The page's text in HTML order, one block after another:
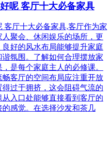
呢 客厅十大必备家具
客厅十大必备家具,客厅作为家
聚会、休闲娱乐的场所，更
好的风水布局能够提升家庭
氛围。了解如何合理摆放家
是每个家庭主人的必修课。
客厅的空间布局应注重开放
过于拥挤，这会阻碍气流的
入口处能够直接看到客厅的
感觉。在选择沙发和茶几